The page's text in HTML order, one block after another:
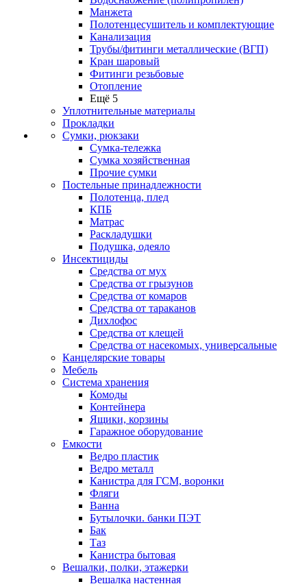
Манжета
Полотенцесушитель и комплектующие
Канализация
Трубы/фитинги металлические (ВГП)
Кран шаровый
Фитинги резьбовые
Отопление
Ещё 5
Уплотнительные материалы
Прокладки
Сумки, рюкзаки
Сумка-тележка
Сумка хозяйственная
Прочие сумки
Постельные принадлежности
Полотенца, плед
КПБ
Матрас
Раскладушки
Подушка, одеяло
Инсектициды
Средства от мух
Средства от грызунов
Средства от комаров
Средства от тараканов
Дихлофос
Средства от клещей
Средства от насекомых, универсальные
Канцелярские товары
Мебель
Система хранения
Комоды
Контейнера
Ящики, корзины
Гаражное оборудование
Емкости
Ведро пластик
Ведро металл
Канистра для ГСМ, воронки
Фляги
Ванна
Бутылочки. банки ПЭТ
Бак
Таз
Канистра бытовая
Вешалки, полки, этажерки
Вешалка настенная